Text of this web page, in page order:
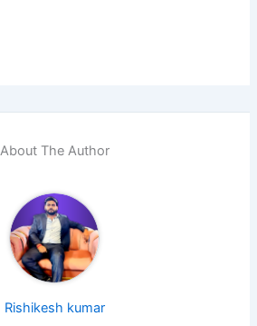
About The Author
Rishikesh kumar